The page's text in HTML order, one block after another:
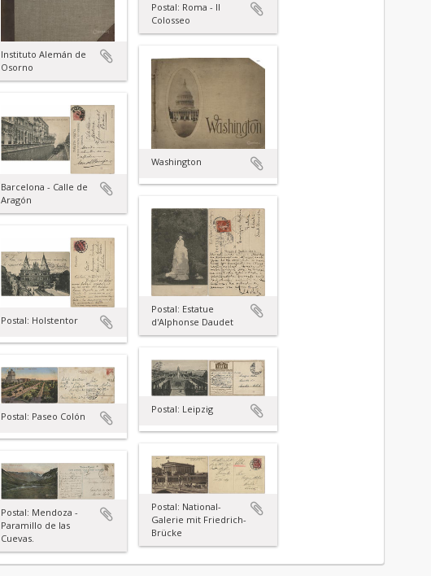
Instituto Alemán de
Osorno
Postal: Roma - II
Colosseo
Washington
Barcelona - Calle de
Aragón
Postal: Estatue
d'Alphonse Daudet
Postal: Holstentor
Postal: Leipzig
Postal: Paseo Colón
Postal: National-
Galerie mit Friedrich-
Brücke
Postal: Mendoza -
Paramillo de las
Cuevas.